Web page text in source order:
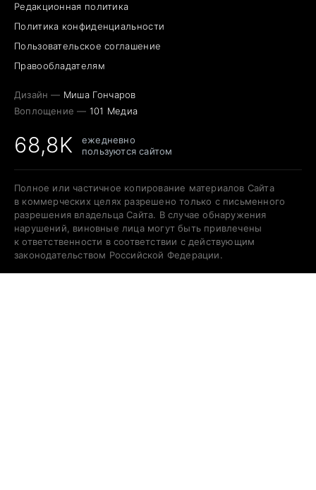
Редакционная политика
Политика конфиденциальности
Пользовательское соглашение
Правообладателям
Дизайн — Миша Гончаров
Воплощение — 101 Медиа
68,8K
ежедневно
пользуются сайтом
Полное или частичное копирование материалов Сайта
в коммерческих целях разрешено только с письменного
разрешения владельца Сайта. В случае обнаружения
нарушений, виновные лица могут быть привлечены
к ответственности в соответствии с действующим
законодательством Российской Федерации.